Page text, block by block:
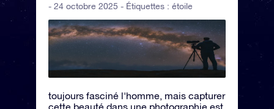
- 24 octobre 2025 - Étiquettes : étoile
toujours fasciné l'homme, mais capturer
cette beauté dans une photographie est